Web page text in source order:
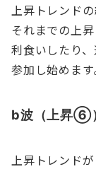
上昇トレンド
それまでの上
利食いしたり
参加し始めます
b波（上昇⑥
上昇トレンド